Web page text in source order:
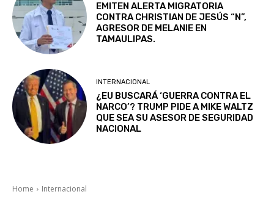
EMITEN ALERTA MIGRATORIA
CONTRA CHRISTIAN DE JESÚS “N”,
AGRESOR DE MELANIE EN
TAMAULIPAS.
INTERNACIONAL
¿EU BUSCARÁ ‘GUERRA CONTRA EL
NARCO’? TRUMP PIDE A MIKE WALTZ
QUE SEA SU ASESOR DE SEGURIDAD
NACIONAL